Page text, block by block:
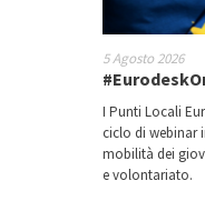
5 Agosto 2026
I Punti Locali
ciclo di webinar
mobilità dei
e volontariato.